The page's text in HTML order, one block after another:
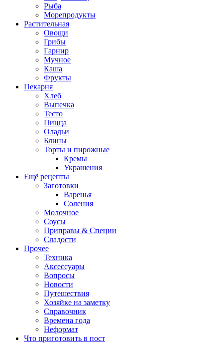
Рыба
Морепродукты
Растительная
Овощи
Грибы
Гарнир
Мучное
Каша
Фрукты
Пекарня
Хлеб
Выпечка
Тесто
Пицца
Оладьи
Блины
Торты и пирожные
Кремы
Украшения
Ещё рецепты
Заготовки
Варенья
Соления
Молочное
Соусы
Приправы & Специи
Сладости
Прочее
Техника
Аксессуары
Вопросы
Новости
Путешествия
Хозяйке на заметку
Справочник
Времена года
Неформат
Что приготовить в пост